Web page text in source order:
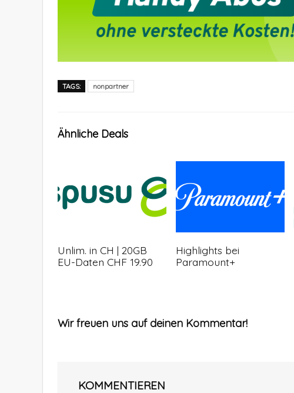
TAGS: nonpartner
Ähnliche Deals
Unlim. in CH | 20GB
EU-Daten CHF 19.90
Highlights bei
Paramount+
Wir freuen uns auf deinen Kommentar!
KOMMENTIEREN